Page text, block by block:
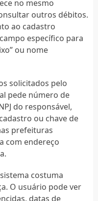
no mesmo
outros débitos.
ao cadastro
específico para
ou nome
solicitados pelo
pede número de
do responsável,
ou chave de
prefeituras
com endereço
costuma
O usuário pode ver
datas de